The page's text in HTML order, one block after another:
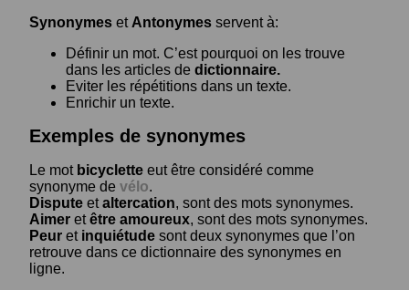
Synonymes et Antonymes servent à:
Définir un mot. C’est pourquoi on les trouve
dans les articles de dictionnaire.
Eviter les répétitions dans un texte.
Enrichir un texte.
Exemples de synonymes
Le mot bicyclette eut être considéré comme
synonyme de vélo.
Dispute etaltercation, sont des mots synonymes.
Aimer etêtre amoureux, sont des mots synonymes.
Peur et inquiétude sont deux synonymes que l’on
retrouve dans ce dictionnaire des synonymes en
ligne.